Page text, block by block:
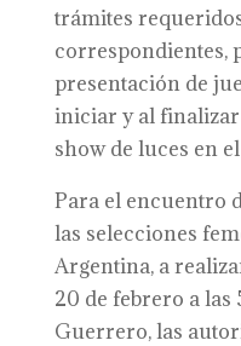
trámites
correspondientes,
presentación de
iniciar y al
show de luces en
Para el encuentro
las selecciones
Argentina, a
20 de febrero a las
Guerrero, las